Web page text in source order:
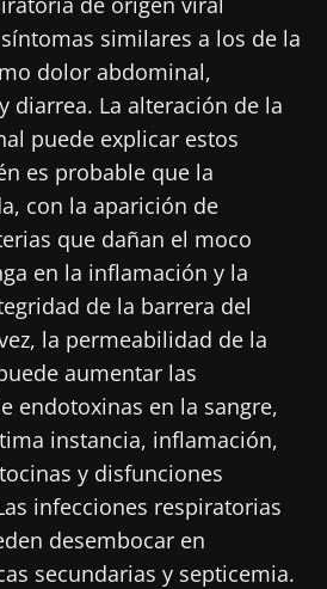
similares a los de la
dolor abdominal,
diarrea. La alteración de la
puede explicar estos
es probable que la
con la aparición de
que dañan el moco
en la inflamación y la
de la barrera del
la permeabilidad de la
aumentar las
endotoxinas en la sangre,
instancia, inflamación,
y disfunciones
infecciones respiratorias
desembocar en
secundarias y septicemia.
sitio web del Biocodex Microbiota
para recibir más
lascondiciones generales
de protección de datos
Institute
16/07/2026
Microbiota
intratumoral:
¿un indicador
pronóstico
independiente
colorrectal?
Leer el
Una
bacteria
intestinal
fortalece